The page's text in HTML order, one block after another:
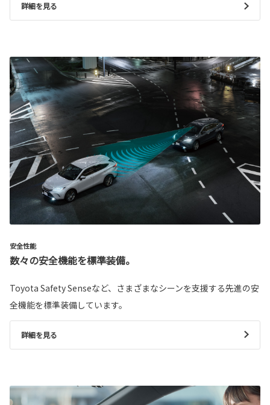
詳細を見る
安全性能
数々の安全機能を標準装備。
Toyota Safety Senseなど、さまざまなシーンを支援する先進の安
全機能を標準装備しています。
詳細を見る